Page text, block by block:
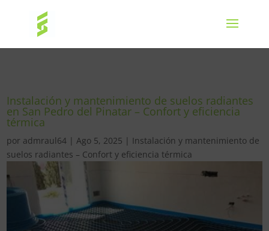
Instalación y mantenimiento de suelos radiantes
en San Pedro del Pinatar – Confort y eficiencia
térmica
por admraul64 |Ago 5, 2025 | Instalación y mantenimiento de
suelos radiantes – Confort y eficiencia térmica